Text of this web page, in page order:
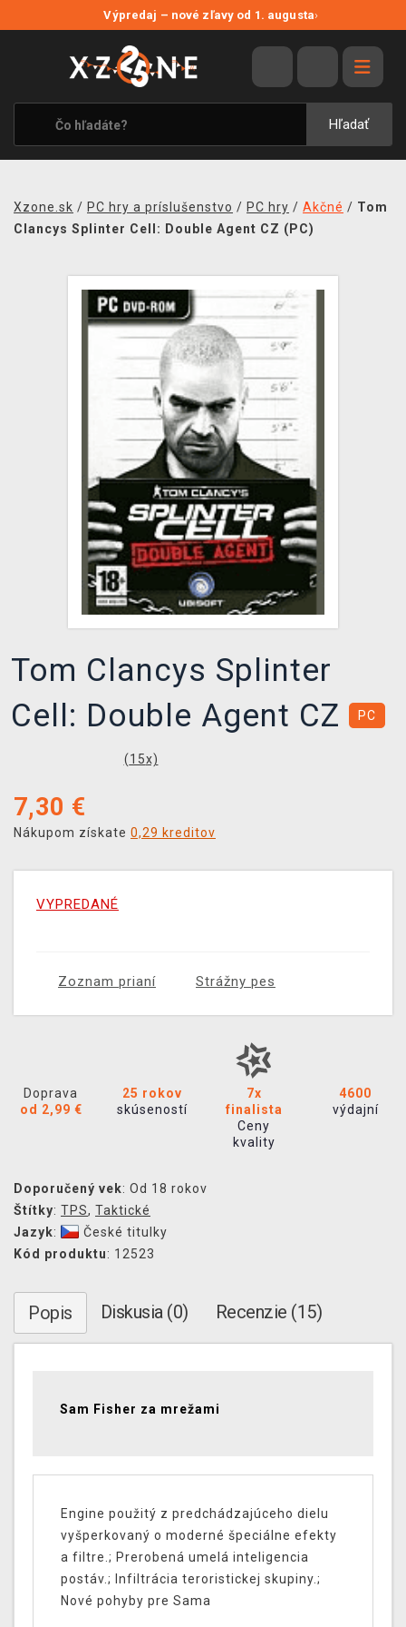
Výpredaj – nové zľavy od 1. augusta›
Hľadať
VÝPREDAJ
VIDEOHRY
XZONE ORIGINALS
TEMATIKY
MERCHANDISE
Xzone.sk / PC hry a príslušenstvo / PC hry / Akčné / Tom
Clancys Splinter Cell: Double Agent CZ (PC)
Tom Clancys Splinter
Cell: Double Agent CZ
PC
(15x)
7,30 €
Nákupom získate 0,29 kreditov
VYPREDANÉ
Zoznam prianí Strážny pes
Doprava
od 2,99 €
25 rokov
skúseností
7x
finalista
Ceny
kvality
4600
výdajní
Doporučený vek: Od 18 rokov
Štítky: TPS, Taktické
Jazyk:
České titulky
Kód produktu: 12523
Popis Diskusia (0) Recenzie (15)
Sam Fisher za mrežami
Engine použitý z predchádzajúceho dielu
vyšperkovaný o moderné špeciálne efekty
a filtre.; Prerobená umelá inteligencia
postáv.; Infiltrácia teroristickej skupiny.;
Nové pohyby pre Sama